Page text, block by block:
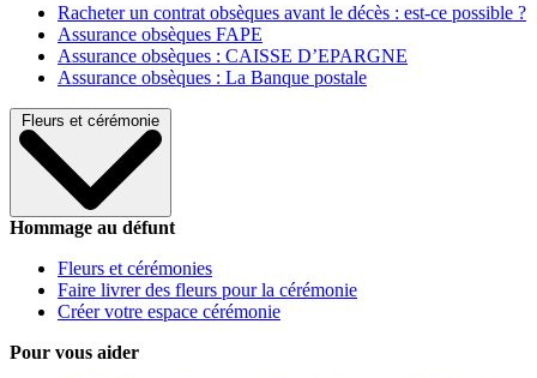
Racheter un contrat obsèques avant le décès : est-ce possible ?
Assurance obsèques FAPE
Assurance obsèques : CAISSE D’EPARGNE
Assurance obsèques : La Banque postale
Fleurs et cérémonie
Hommage au défunt
Fleurs et cérémonies
Faire livrer des fleurs pour la cérémonie
Créer votre espace cérémonie
Pour vous aider